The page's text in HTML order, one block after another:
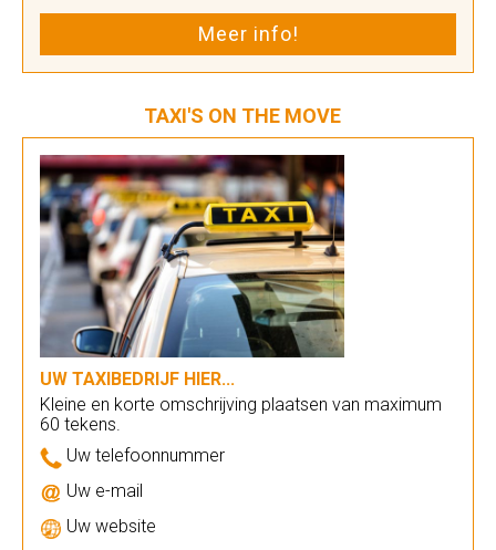
Meer info!
TAXI'S ON THE MOVE
UW TAXIBEDRIJF HIER...
Kleine en korte omschrijving plaatsen van maximum
60 tekens.
Uw telefoonnummer
Uw e-mail
Uw website